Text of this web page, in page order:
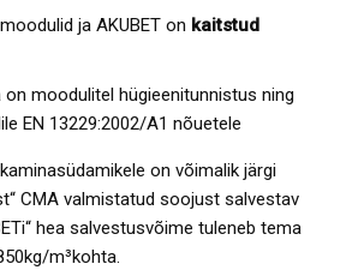
ja AKUBET on kaitstud
moodulitel hügieenitunnistus ning
EN 13229:2002/A1 nõuetele
on võimalik järgi
CMA valmistatud soojust salvestav
hea salvestusvõime tuleneb tema
m³kohta.